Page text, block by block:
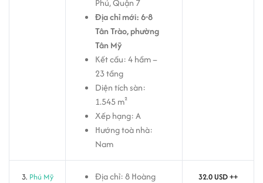
Phú, Quận 7
Địa chỉ mới: 6-8
Tân Trào, phường
Tân Mỹ
Kết cấu: 4 hầm –
23 tầng
Diện tích sàn:
1.545 m²
Xếp hạng: A
Hướng toà nhà:
Nam
3. Phú Mỹ
Địa chỉ: 8 Hoàng
32.0 USD ++